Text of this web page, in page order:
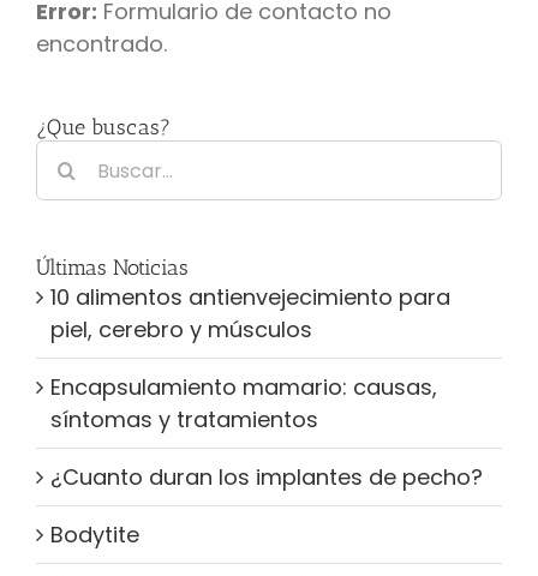
Error: Formulario de contacto no
encontrado.
¿Que buscas?
Buscar:
Últimas Noticias
10 alimentos antienvejecimiento para
piel, cerebro y músculos
Encapsulamiento mamario: causas,
síntomas y tratamientos
¿Cuanto duran los implantes de pecho?
Bodytite